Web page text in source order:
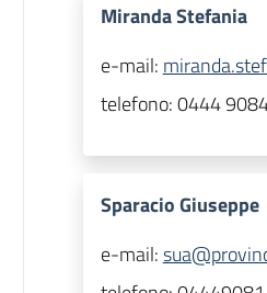
Miranda Stefania
e-mail:
telefono:0444
Sparacio Giuseppe
e-mail: